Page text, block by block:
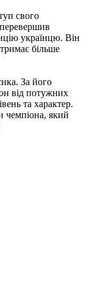
свого
українцю. Він
більше
За його
від потужних
та характер.
чемпіона, який